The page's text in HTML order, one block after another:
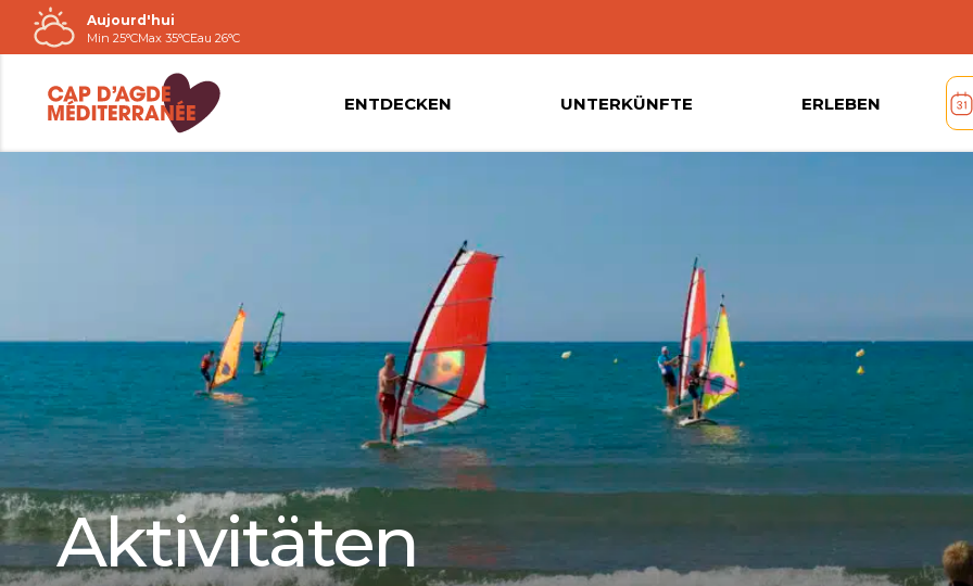
Passer
au
contenu
Aujourd'hui
Min 25°CMax 35°CEau 26°C
ENTDECKEN UNTERKÜNFTE ERLEBEN
Aktivitäten